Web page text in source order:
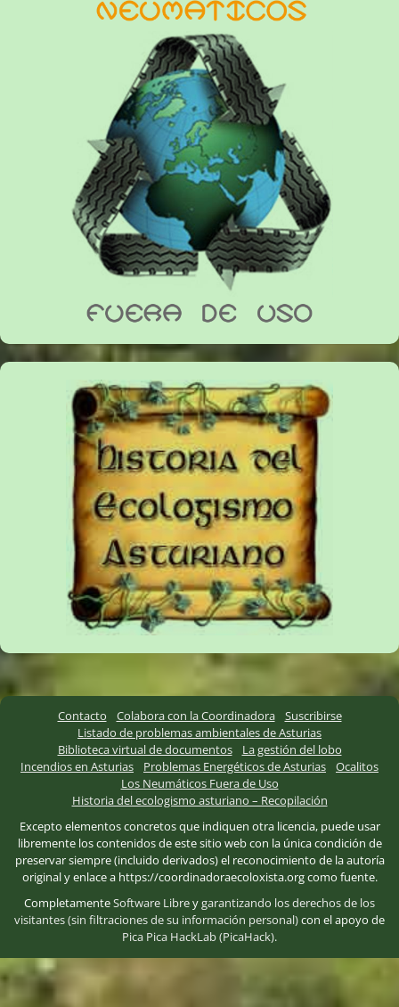
Contacto Colabora con la Coordinadora
Suscribirse
Listado de problemas ambientales de Asturias
Biblioteca virtual de documentos
La gestión del lobo
Incendios en Asturias
Problemas Energéticos de Asturias
Ocalitos
Los Neumáticos Fuera de Uso
Historia del ecologismo asturiano – Recopilación
Excepto elementos concretos que indiquen otra licencia, puede usar
libremente los contenidos de este sitio web con la única condición de
preservar siempre (incluido derivados) el reconocimiento de la autoría
original y enlace a https://coordinadoraecoloxista.org como fuente.
CompletamenteSoftware Libreygarantizando los derechos de los
visitantes (sin filtraciones de su información personal)con el apoyo de
Pica Pica HackLab (PicaHack).